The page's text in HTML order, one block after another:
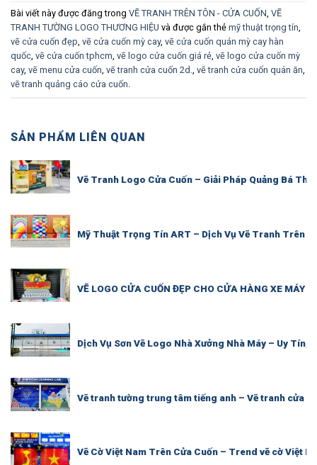
Bài viết này được đăng trong VẼ TRANH TRÊN TÔN - CỬA CUỐN, VẼ
TRANH TƯỜNG LOGO THƯƠNG HIỆU và được gắn thẻ mỹ thuật trọng tín,
vẽ cửa cuốn đẹp, vẽ cửa cuốn mỳ cay, vẽ cửa cuốn quán mỳ cay hàn
quốc, vẽ cửa cuốn tphcm, vẽ logo cửa cuốn giá rẻ, vẽ logo cửa cuốn mỳ
cay, vẽ menu cửa cuốn, vẽ tranh cửa cuốn 2d., vẽ tranh cửa cuốn quán ăn,
vẽ tranh quảng cáo cửa cuốn.
SẢN PHẨM LIÊN QUAN
Vẽ Tranh Logo Cửa Cuốn – Giải Pháp Quảng Bá
Mỹ Thuật Trọng Tín ART – Dịch Vụ Vẽ Tranh Trên
VẼ LOGO CỬA CUỐN ĐẸP CHO CỬA HÀNG XE MÁY
Dịch Vụ Sơn Vẽ Logo Nhà Xưởng Nhà Máy – Uy Tín,
Vẽ tranh tường trung tâm tiếng anh – Vẽ tranh cửa
Vẽ Cờ Việt Nam Trên Cửa Cuốn – Trend vẽ cờ Việt